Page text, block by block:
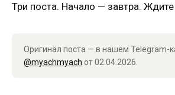
Три поста. Начало — завтра.
Оригинал поста — в нашем Telegram-
@myachmyach от 02.04.2026.